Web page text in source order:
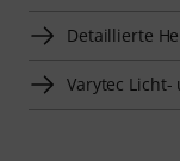
Detaillierte
Varytec